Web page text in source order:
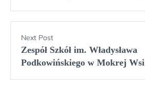
Next Post
Zespół Szkół im. Władysława
Podkowińskiego w Mokrej Wsi